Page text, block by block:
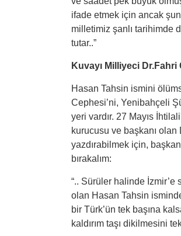
ifade etmek için ancak
milletimiz şanlı tarihimde
tutar..”
Kuvayı Milliyeci Dr.Fahri
Hasan Tahsin ismini
Cephesi’ni, Yenibahçeli
yeri vardır. 27 Mayıs
kurucusu ve başkanı
yazdırabilmek için,
bırakalım:
“.. Sürüler halinde İzmir’e
olan Hasan Tahsin
bir Türk’ün tek başına
kaldırım taşı dikilmesini